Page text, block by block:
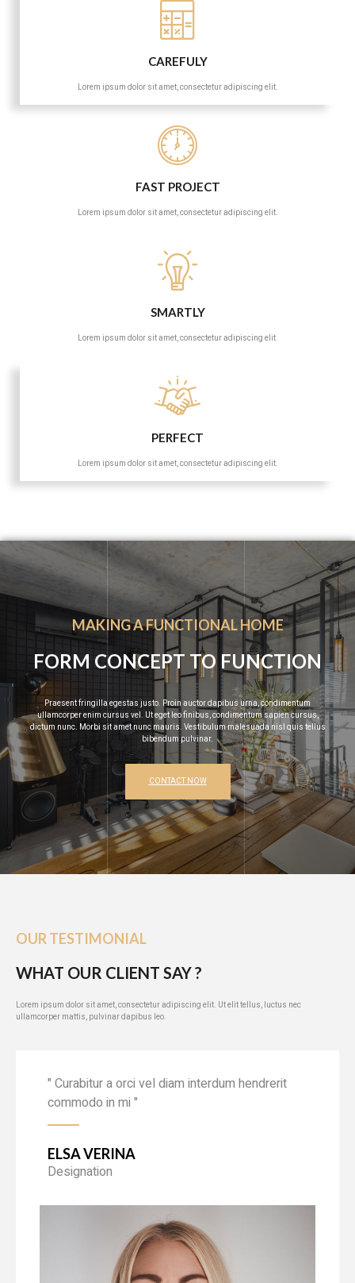
CAREFULY
Lorem ipsum dolor sit amet, consectetur adipiscing elit.
FAST PROJECT
Lorem ipsum dolor sit amet, consectetur adipiscing elit.
SMARTLY
Lorem ipsum dolor sit amet, consectetur adipiscing elit.
PERFECT
Lorem ipsum dolor sit amet, consectetur adipiscing elit.
MAKING A FUNCTIONAL HOME
FORM CONCEPT TO FUNCTION
Praesent fringilla egestas justo. Proin auctor dapibus urna, condimentum
ullamcorper enim cursus vel. Ut eget leo finibus, condimentum sapien cursus,
dictum nunc. Morbi sit amet nunc mauris. Vestibulum malesuada nisl quis tellus
bibendum pulvinar.
CONTACT NOW
OUR TESTIMONIAL
WHAT OUR CLIENT SAY ?
Lorem ipsum dolor sit amet, consectetur adipiscing elit. Ut elit tellus, luctus nec
ullamcorper mattis, pulvinar dapibus leo.
" Curabitur a orci vel diam interdum hendrerit
commodo in mi "
ELSA VERINA
Designation